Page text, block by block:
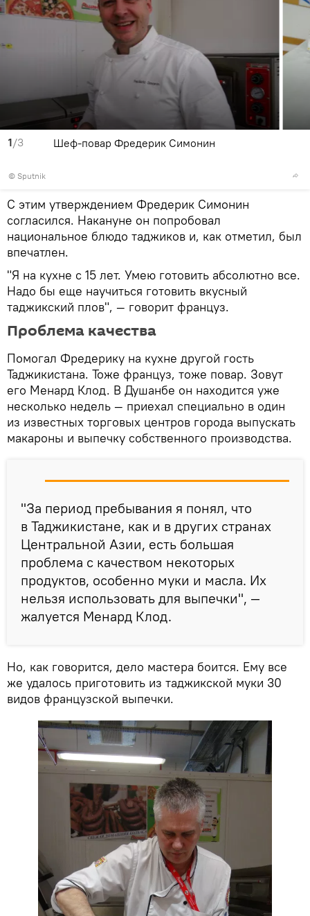
1/3
© Sputnik
Шеф-повар Фредерик Симонин
С этим утверждением Фредерик Симонин
согласился. Накануне он попробовал
национальное блюдо таджиков и, как отметил, был
впечатлен.
"Я на кухне с 15 лет. Умею готовить абсолютно все.
Надо бы еще научиться готовить вкусный
таджикский плов", — говорит француз.
Проблема качества
Помогал Фредерику на кухне другой гость
Таджикистана. Тоже француз, тоже повар. Зовут
его Менард Клод. В Душанбе он находится уже
несколько недель — приехал специально в один
из известных торговых центров города выпускать
макароны и выпечку собственного производства.
"За период пребывания я понял, что
в Таджикистане, как и в других странах
Центральной Азии, есть большая
проблема с качеством некоторых
продуктов, особенно муки и масла. Их
нельзя использовать для выпечки", —
жалуется Менард Клод.
Но, как говорится, дело мастера боится. Ему все
же удалось приготовить из таджикской муки 30
видов французской выпечки.